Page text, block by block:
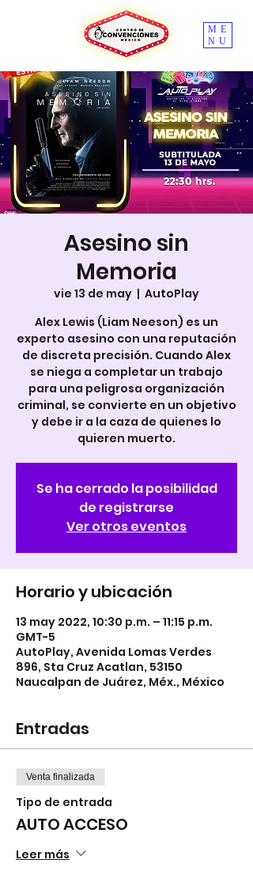
ME
NU
Asesino sin
Memoria
vie 13 de may
  |
AutoPlay
Alex Lewis (Liam Neeson) es un
experto asesino con una reputación
de discreta precisión. Cuando Alex
se niega a completar un trabajo
para una peligrosa organización
criminal, se convierte en un objetivo
y debe ir a la caza de quienes lo
quieren muerto.
Se ha cerrado la posibilidad
de registrarse
Ver otros eventos
Horario y ubicación
13 may 2022, 10:30 p.m. – 11:15 p.m.
GMT-5
AutoPlay, Avenida Lomas Verdes
896, Sta Cruz Acatlan, 53150
Naucalpan de Juárez, Méx., México
Entradas
Venta finalizada
Tipo de entrada
AUTO ACCESO
Leer más